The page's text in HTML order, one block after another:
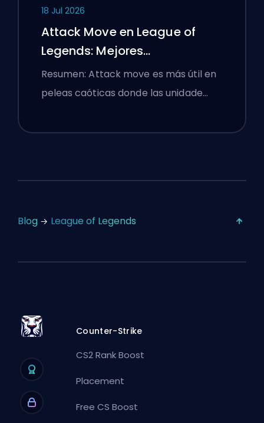
18 Jul 2026
Attack Move en League of
Legends: Mejores
Configuraciones
Resumen: Attack move es más útil en
peleas caóticas donde las unidade…
Blog League of Legends
Counter-Strike
CS2 Rank Boost
Placement
Free CS Boost